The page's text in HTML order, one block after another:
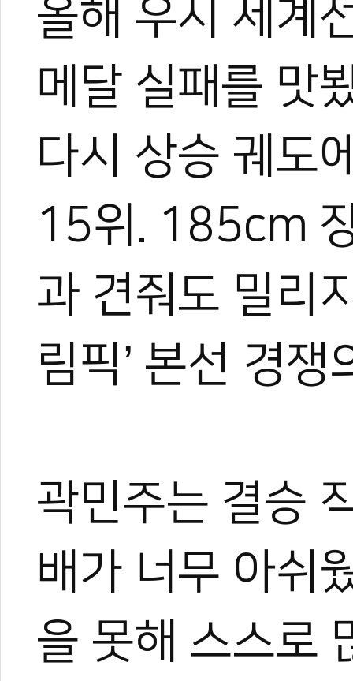
올해 우시 세계
메달 실패를 맛
다시 상승 궤도
15위. 185cm
과 견줘도 밀리
림픽’ 본선 경
곽민주는 결승
배가 너무 아쉬
을 못해 스스로
한혜진
트 KOICA 국제협력요원
며, 20여 년간 65개국
작, 대회 중계방송 캐스터,
텐츠를 다각화해 온 전문